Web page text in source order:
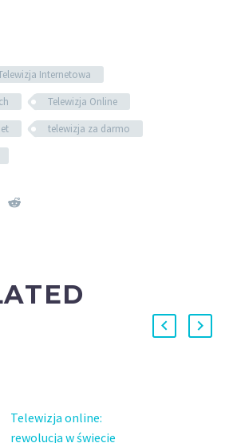
Internetowa
Telewizja Online
telewizja za darmo
Telewizja online:
rewolucja w świecie